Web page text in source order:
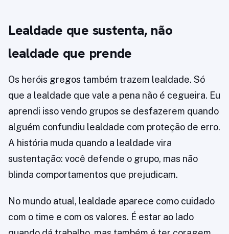
Lealdade que sustenta, não
lealdade que prende
Os heróis gregos também trazem lealdade. Só
que a lealdade que vale a pena não é cegueira. Eu
aprendi isso vendo grupos se desfazerem quando
alguém confundiu lealdade com proteção de erro.
A história muda quando a lealdade vira
sustentação: você defende o grupo, mas não
blinda comportamentos que prejudicam.
No mundo atual, lealdade aparece como cuidado
com o time e com os valores. É estar ao lado